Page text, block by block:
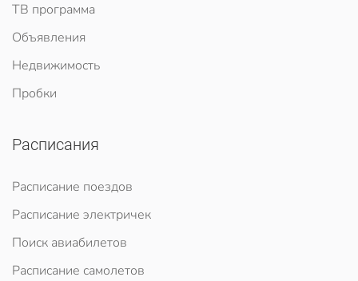
ТВ программа
Объявления
Недвижимость
Пробки
Расписания
Расписание поездов
Расписание электричек
Поиск авиабилетов
Расписание самолетов